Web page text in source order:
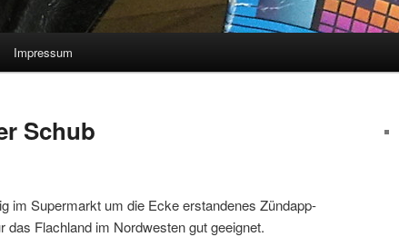
Impressum
Schub
im Supermarkt um die Ecke erstandenes Zündapp-
das Flachland im Nordwesten gut geeignet.